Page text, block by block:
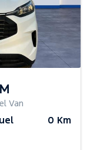
Van
0 Km